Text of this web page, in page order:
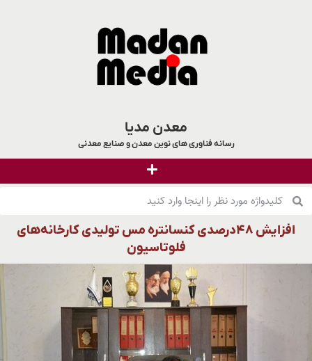
معدن مدیا
رسانه فناوری های نوین معدن و صنایع معدنی
افزایش ۴۸درصدی کنسانتره مس تولیدی کارخانه‌های
فلوتاسیون